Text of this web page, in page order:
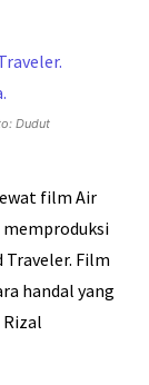
Dudut
film Air
memproduksi
Film
handal yang